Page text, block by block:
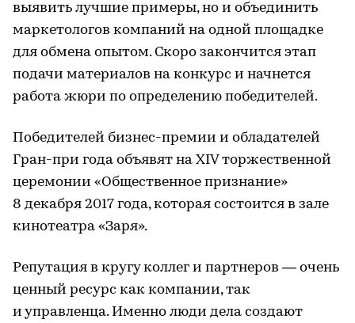
выявить лучшие примеры, но и объединить
маркетологов компаний на одной площадке
для обмена опытом. Скоро закончится этап
подачи материалов на конкурс и начнется
работа жюри по определению победителей.
Победителей бизнес-премии и обладателей
Гран-при года объявят на XIV торжественной
церемонии «Общественное признание»
8 декабря 2017 года, которая состоится в зале
кинотеатра «Заря».
Репутация в кругу коллег и партнеров — очень
ценный ресурс как компании, так
и управленца. Именно люди дела создают